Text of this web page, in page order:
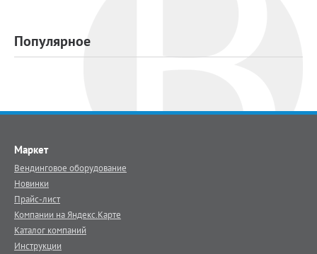
Популярное
Маркет
Вендинговое оборудование
Новинки
Прайс-лист
Компании на Яндекс.Карте
Каталог компаний
Инструкции